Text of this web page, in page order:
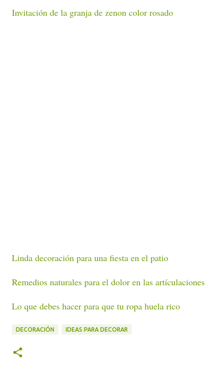
Invitación de la granja de zenon color rosado
Linda decoración para una fiesta en el patio
Remedios naturales para el dolor en las artículaciones
Lo que debes hacer para que tu ropa huela rico
DECORACIÓN IDEAS PARA DECORAR